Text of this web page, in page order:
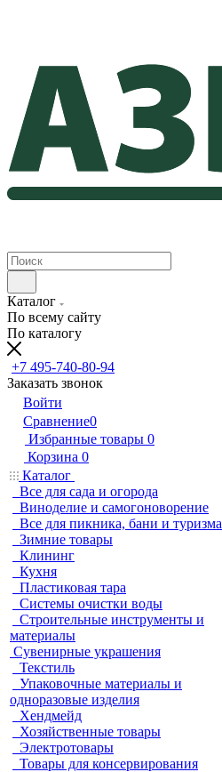
Каталог
По всему сайту
По каталогу
+7 495-740-80-94
Заказать звонок
Войти
Сравнение0
Избранные товары 0
Корзина 0
Каталог
Все для сада и огорода
Виноделие и самогоноворение
Все для пикника, бани и туризма
Зимние товары
Клининг
Кухня
Пластиковая тара
Системы очистки воды
Строительные инструменты и
материалы
Сувенирные украшения
Текстиль
Упаковочные материалы и
одноразовые изделия
Хендмейд
Хозяйственные товары
Электротовары
Товары для консервирования